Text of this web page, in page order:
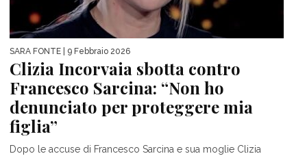
SARA FONTE | 9 Febbraio 2026
Clizia Incorvaia sbotta contro
Francesco Sarcina: “Non ho
denunciato per proteggere mia
figlia”
Dopo le accuse di Francesco Sarcina e sua moglie Clizia